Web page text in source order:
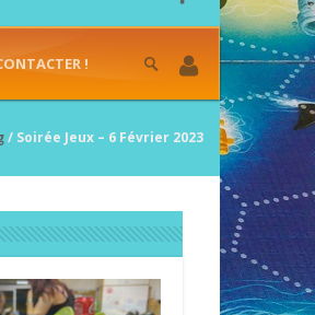
!
/ Soirée Jeux – 6 Février 2023